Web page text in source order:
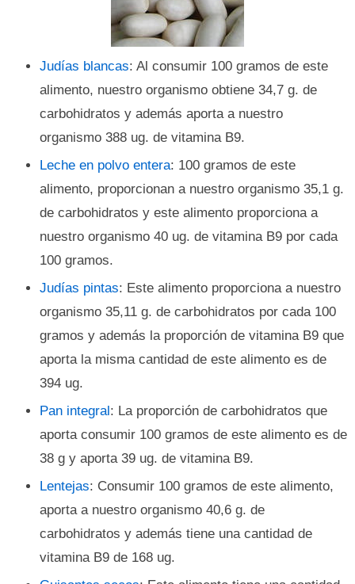
Judías blancas: Al consumir 100 gramos de este
alimento, nuestro organismo obtiene 34,7 g. de
carbohidratos y además aporta a nuestro
organismo 388 ug. de vitamina B9.
Leche en polvo entera: 100 gramos de este
alimento, proporcionan a nuestro organismo 35,1 g.
de carbohidratos y este alimento proporciona a
nuestro organismo 40 ug. de vitamina B9 por cada
100 gramos.
Judías pintas: Este alimento proporciona a nuestro
organismo 35,11 g. de carbohidratos por cada 100
gramos y además la proporción de vitamina B9 que
aporta la misma cantidad de este alimento es de
394 ug.
Pan integral: La proporción de carbohidratos que
aporta consumir 100 gramos de este alimento es de
38 g y aporta 39 ug. de vitamina B9.
Lentejas: Consumir 100 gramos de este alimento,
aporta a nuestro organismo 40,6 g. de
carbohidratos y además tiene una cantidad de
vitamina B9 de 168 ug.